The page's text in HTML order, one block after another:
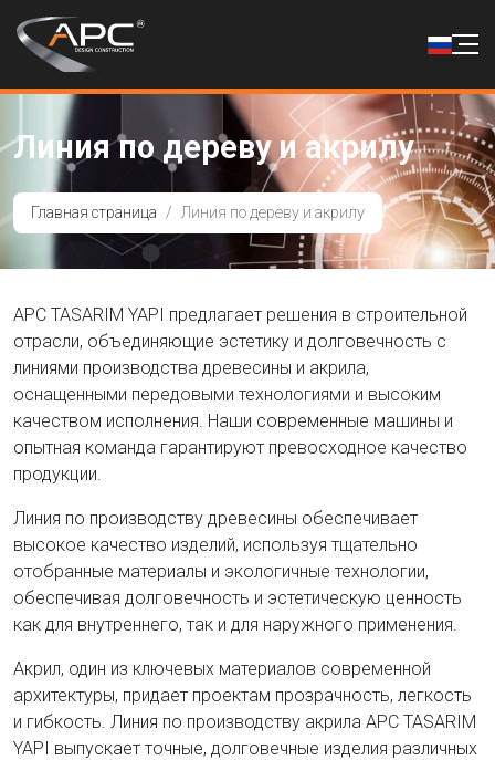
Линия по дереву и акрилу
Главная страница Линия по дереву и акрилу
APC TASARIM YAPI предлагает решения в строительной
отрасли, объединяющие эстетику и долговечность с
линиями производства древесины и акрила,
оснащенными передовыми технологиями и высоким
качеством исполнения. Наши современные машины и
опытная команда гарантируют превосходное качество
продукции.
Линия по производству древесины обеспечивает
высокое качество изделий, используя тщательно
отобранные материалы и экологичные технологии,
обеспечивая долговечность и эстетическую ценность
как для внутреннего, так и для наружного применения.
Акрил, один из ключевых материалов современной
архитектуры, придает проектам прозрачность, легкость
и гибкость. Линия по производству акрила APC TASARIM
YAPI выпускает точные, долговечные изделия различных